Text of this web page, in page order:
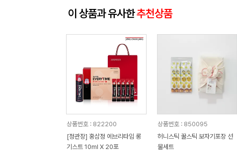
이 상품과 유사한추천상품
상품번호 : 822200
[정관장] 홍삼정 에브리타임 롱
기스트 10ml X 20포
상품번호 : 850095
허니스틱 꿀스틱 보자기포장 선
물세트